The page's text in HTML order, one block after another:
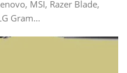
MSI, Razer Blade,
Gram…